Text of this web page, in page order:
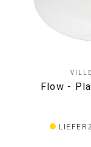
Flow -